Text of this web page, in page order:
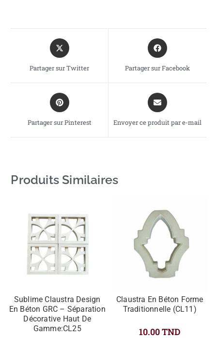
Partager sur Twitter Partager sur Facebook
Partager sur Pinterest Envoyer ce produit par e-mail
Produits Similaires
Sublime Claustra Design
En Béton GRC – Séparation
Décorative Haut De
Gamme:CL25
Claustra En Béton Forme
Traditionnelle (CL11)
10.00TND